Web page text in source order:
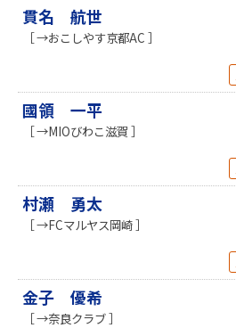
貫名 航世
［ →おこしやす京都AC ］
國領 一平
［ →MIOびわこ滋賀 ］
村瀬 勇太
［ →FCマルヤス岡崎 ］
金子 優希
［ →奈良クラブ ］